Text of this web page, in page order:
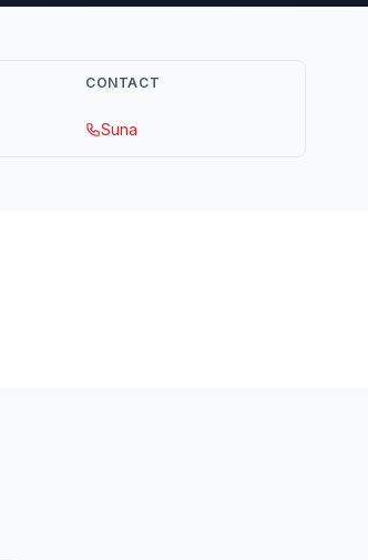
CONTACT
Suna